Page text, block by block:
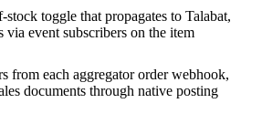
toggle that propagates to Talabat,
event subscribers on the item
from each aggregator order webhook,
documents through native posting